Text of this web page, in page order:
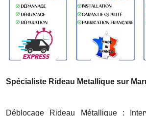
Spécialiste Rideau Metallique sur
Déblocage Rideau Métallique :